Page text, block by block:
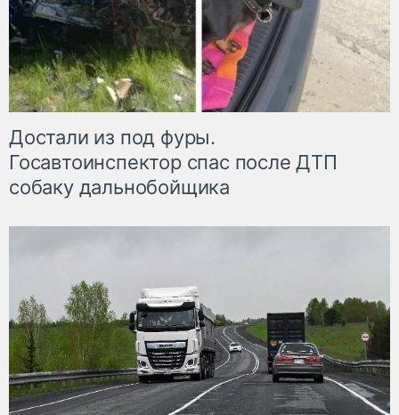
Достали из под фуры.
Госавтоинспектор спас после ДТП
собаку дальнобойщика